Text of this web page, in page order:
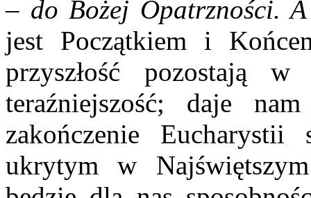
– do Bożej Opatrzności.
jest Początkiem i
przyszłość pozostają
teraźniejszość; daje
zakończenie
ukrytym w